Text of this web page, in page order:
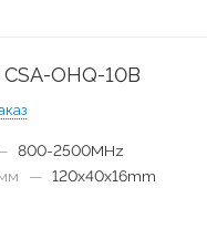
OHQ-10B
800-2500MHz
— 120x40x16mm